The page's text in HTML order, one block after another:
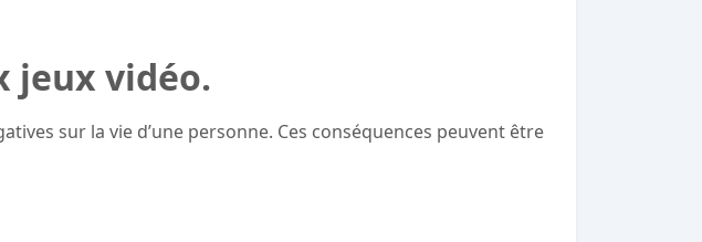
jeux vidéo.
sur la vie d’une personne. Ces conséquences peuvent être